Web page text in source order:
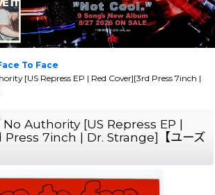
To Face
[US Repress EP | Red Cover][3rd Press 7inch |
Authority [US Repress EP |
7inch | Dr. Strange]【ユーズ